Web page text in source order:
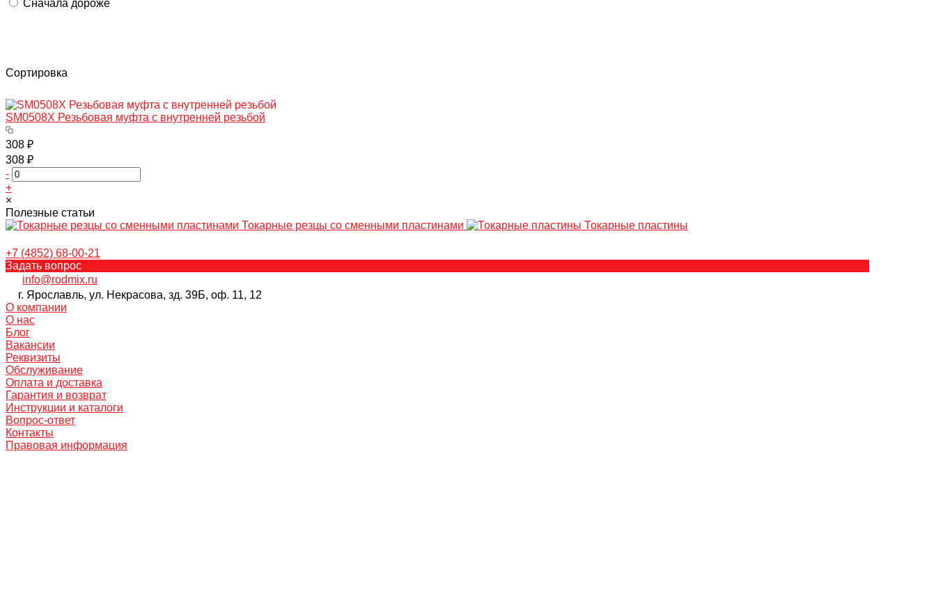
Сначала дороже
Сортировка
SM0508X Резьбовая муфта с внутренней резьбой
308 ₽
308 ₽
-
+
×
Полезные статьи
Токарные резцы со сменными пластинами
Токарные пластины
+7 (4852) 68-00-21
Задать вопрос
info@rodmix.ru
г. Ярославль, ул. Некрасова, зд. 39Б, оф. 11, 12
О компании
О нас
Блог
Вакансии
Реквизиты
Обслуживание
Оплата и доставка
Гарантия и возврат
Инструкции и каталоги
Вопрос-ответ
Контакты
Правовая информация